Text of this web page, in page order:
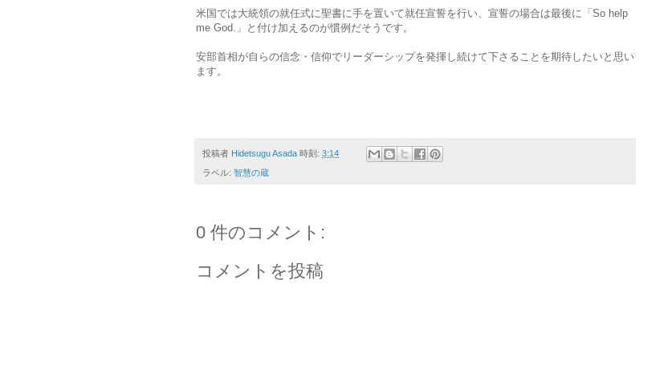
米国では大統領の就任式に聖書に手を置いて就任宣誓を行い、宣誓の場合は最後に「So help
me God.」と付け加えるのが慣例だそうです。
安部首相が自らの信念・信仰でリーダーシップを発揮し続けて下さることを期待したいと思い
ます。
投稿者 Hidetsugu Asada 時刻: 3:14
ラベル: 智慧の蔵
0 件のコメント:
コメントを投稿